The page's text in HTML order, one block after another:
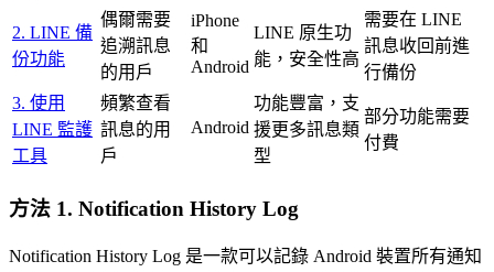
2. LINE 備
份功能
偶爾需要
追溯訊息
的用戶
iPhone
和
Android
LINE 原生功
能，安全性高
需要在 LINE
訊息收回前進
行備份
3. 使用
LINE 監護
工具
頻繁查看
訊息的用
戶
Android
功能豐富，支
援更多訊息類
型
部分功能需要
付費
方法 1. Notification History Log
Notification History Log 是一款可以記錄 Android 裝置所有通知